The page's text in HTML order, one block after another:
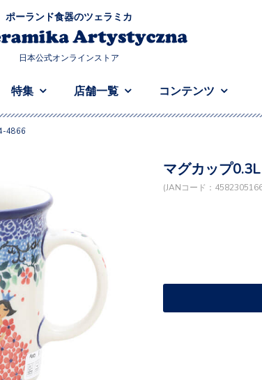
ポーランド食器のツェラミカ
日本公式オンラインストア
特集 店舗一覧 コンテンツ
4866
マグカップ
(JANコード：